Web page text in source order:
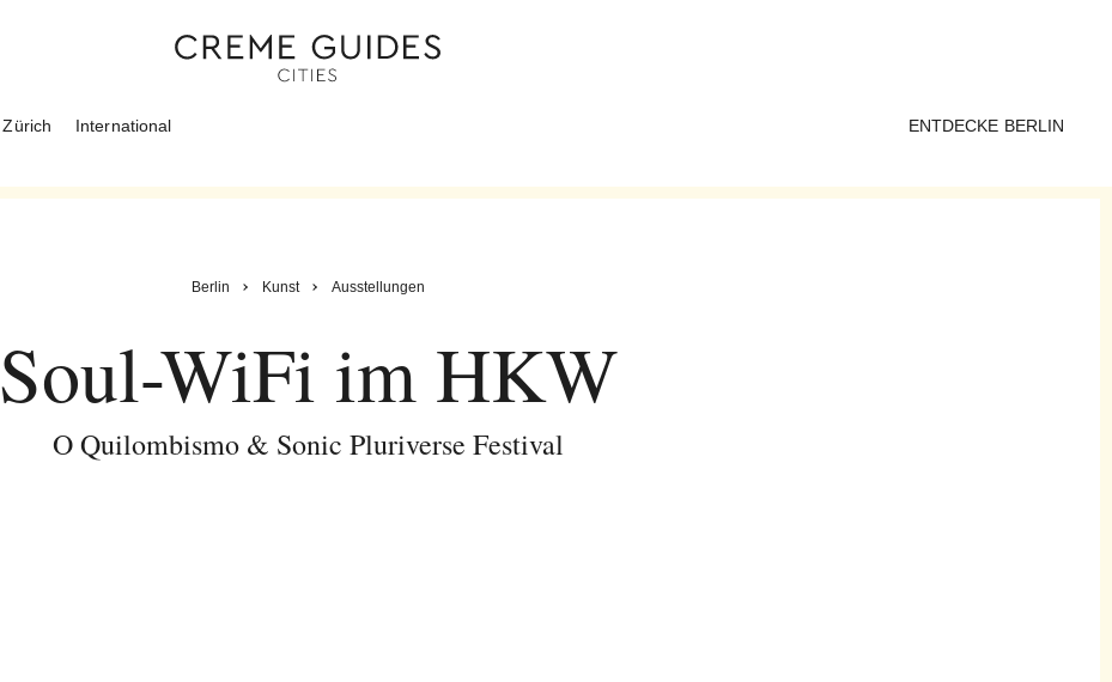
Zürich International ENTDECKE BERLIN
Berlin Kunst Ausstellungen
Soul-WiFi im HKW
O Quilombismo & Sonic Pluriverse Festival